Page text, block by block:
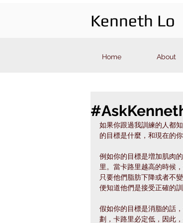
Kenneth Lo
Home About
如果你跟過我訓練的人都
的目標是什麼，和現在的你
例如你的目標是増加肌肉
里。當卡路里越高的時候
只要他們脂肪下降或者不
便知道他們是接受正確的
假如你的目標是消脂的話
劃，卡路里必定低，因此